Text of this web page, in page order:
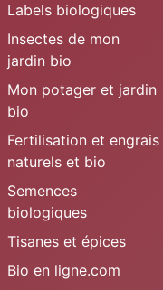
Labels biologiques
Insectes de mon
jardin bio
Mon potager et jardin
bio
Fertilisation et engrais
naturels et bio
Semences
biologiques
Tisanes et épices
Bio en ligne.com